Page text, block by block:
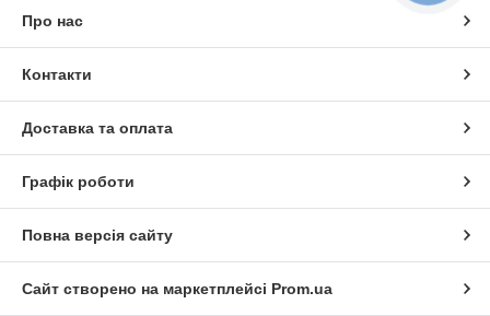
Про нас
Контакти
Доставка та оплата
Графік роботи
Повна версія сайту
Сайт створено на маркетплейсі Prom.ua